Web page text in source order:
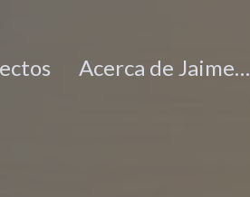
Acerca de Jaime…